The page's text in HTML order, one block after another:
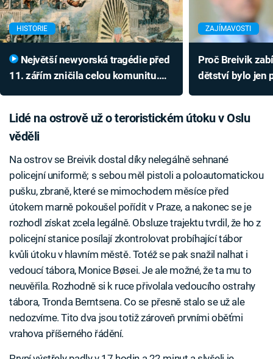
HISTORIE
11. zářím zničila celou komunitu.
ZAJÍMAVOSTI
Proč Breivik
dětství bylo jen
Lidé na ostrově už o teroristickém útoku v Oslu
věděli
Na ostrov se Breivik dostal díky nelegálně sehnané
policejní uniformě; s sebou měl pistoli a poloautomatickou
pušku, zbraně, které se mimochodem měsíce před
útokem marně pokoušel pořídit v Praze, a nakonec se je
rozhodl získat zcela legálně. Obsluze trajektu tvrdil, že ho z
policejní stanice posílají zkontrolovat probíhající tábor
kvůli útoku v hlavním městě. Totéž se pak snažil nalhat i
vedoucí tábora, Monice Bøsei. Je ale možné, že ta mu to
neuvěřila. Rozhodně si k ruce přivolala vedoucího ostrahy
tábora, Tronda Berntsena. Co se přesně stalo se už ale
nedozvíme. Tito dva jsou totiž zároveň prvními oběťmi
vrahova příšerného řádění.